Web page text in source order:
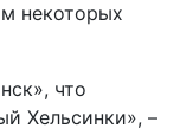
некоторых
что
Хельсинки», –